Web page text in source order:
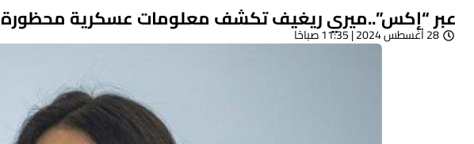
عبر “إكس”..ميري ريغيف تكشف معلومات عسكرية محظورة
28 أغسطس 2024 | 11:35 صباحًا